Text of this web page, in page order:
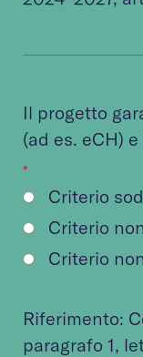
Il progetto
(ad es. eCH)
*
Criterio
Criterio
Criterio
Riferimento:
paragrafo 1,